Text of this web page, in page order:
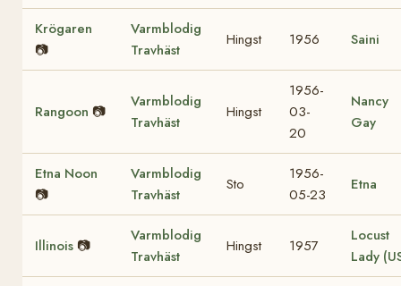
Krögaren
📷
Varmblodig
Travhäst
Hingst 1956 Saini
Rangoon 📷
Varmblodig
Travhäst
Hingst
1956-
03-
20
Nancy
Gay
Etna Noon
📷
Varmblodig
Travhäst
Sto
1956-
05-23
Etna
Illinois 📷
Varmblodig
Travhäst
Hingst 1957
Locust
Lady